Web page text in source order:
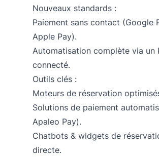
Nouveaux standards :
Paiement sans contact (Google
Apple Pay).
Automatisation complète via un
connecté.
Outils clés :
Moteurs de réservation
Solutions de paiement
Apaleo Pay).
Chatbots & widgets de
directe.